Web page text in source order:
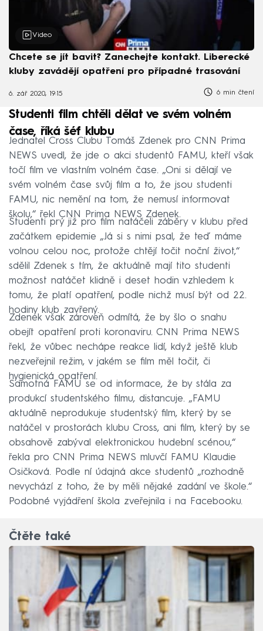
Video
Chcete se jít bavit? Zanechejte kontakt. Liberecké
kluby zavádějí opatření pro případné trasování
6. zář 2020, 19:15 6 min čtení
Studenti film chtěli dělat ve svém volném
čase, říká šéf klubu
Jednatel Cross Clubu Tomáš Zdenek pro CNN Prima
NEWS uvedl, že jde o akci studentů FAMU, kteří však
točí film ve vlastním volném čase. „Oni si dělají ve
svém volném čase svůj film a to, že jsou studenti
FAMU, nic nemění na tom, že nemusí informovat
školu,“ řekl CNN Prima NEWS Zdenek.
Studenti prý již pro film natáčeli záběry v klubu před
začátkem epidemie „Já si s nimi psal, že teď máme
volnou celou noc, protože chtějí točit noční život,“
sdělil Zdenek s tím, že aktuálně mají tito studenti
možnost natáčet klidně i deset hodin vzhledem k
tomu, že platí opatření, podle nichž musí být od 22.
hodiny klub zavřený.
Zdenek však zároveň odmítá, že by šlo o snahu
obejít opatření proti koronaviru. CNN Prima NEWS
řekl, že vůbec nechápe reakce lidí, když ještě klub
nezveřejnil režim, v jakém se film měl točit, či
hygienická opatření.
Samotná FAMU se od informace, že by stála za
produkcí studentského filmu, distancuje. „FAMU
aktuálně neprodukuje studentský film, který by se
natáčel v prostorách klubu Cross, ani film, který by se
obsahově zabýval elektronickou hudební scénou,“
řekla pro CNN Prima NEWS mluvčí FAMU Klaudie
Osičková. Podle ní údajná akce studentů „rozhodně
nevychází z toho, že by měli nějaké zadání ve škole.“
Podobné vyjádření škola zveřejnila i na Facebooku.
Čtěte také